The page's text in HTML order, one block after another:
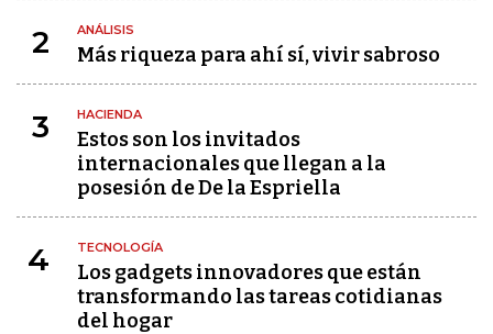
2 ANÁLISIS
Más riqueza para ahí sí, vivir sabroso
3 HACIENDA
Estos son los invitados
internacionales que llegan a la
posesión de De la Espriella
4 TECNOLOGÍA
Los gadgets innovadores que están
transformando las tareas cotidianas
del hogar